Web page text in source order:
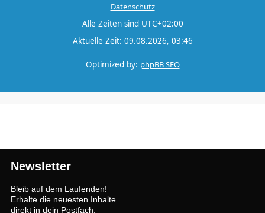
Datenschutz
Alle Zeiten sind UTC+02:00
Aktuelle Zeit: 09.08.2026, 03:46
Optimized by: phpBB SEO
Newsletter
Bleib auf dem Laufenden!
Erhalte die neuesten Inhalte
direkt in dein Postfach.